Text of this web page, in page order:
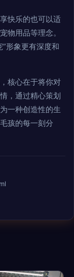
快乐的也可以适
物用品等理念。
形象更有深度和
核心在于将你对
，通过精心策划
一种创造性的生
孩的每一刻分